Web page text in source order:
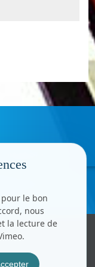
le bon
nous
la lecture de